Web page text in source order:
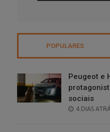
POPULARES
Peugeot e
sociais
POSTED
4 DIAS